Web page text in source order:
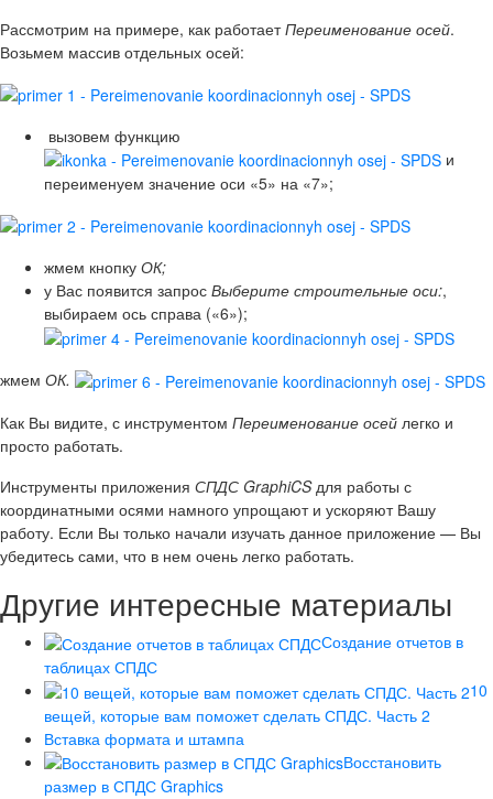
Рассмотрим на примере, как работаетПереименование осей.
Возьмем массив отдельных осей:
вызовем функцию
и
переименуем значение оси «5» на «7»;
жмем кнопку ОК;
у Вас появится запрос Выберите строительные оси:,
выбираем ось справа («6»);
жмем ОК.
Как Вы видите, с инструментом Переименование осей легко и
просто работать.
Инструменты приложения СПДС GraphiCSдля работы с
координатными осями намного упрощают и ускоряют Вашу
работу. Если Вы только начали изучать данное приложение — Вы
убедитесь сами, что в нем очень легко работать.
Другие интересные материалы
Создание отчетов в
таблицах СПДС
10
вещей, которые вам поможет сделать СПДС. Часть 2
Вставка формата и штампа
Восстановить
размер в СПДС Graphics